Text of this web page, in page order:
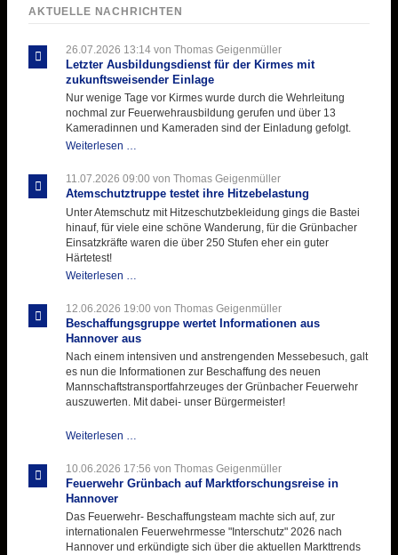
AKTUELLE NACHRICHTEN
26.07.2026 13:14von Thomas Geigenmüller
Letzter Ausbildungsdienst für der Kirmes mit
zukunftsweisender Einlage
Nur wenige Tage vor Kirmes wurde durch die Wehrleitung
nochmal zur Feuerwehrausbildung gerufen und über 13
Kameradinnen und Kameraden sind der Einladung gefolgt.
Weiterlesen …
für
der
11.07.2026 09:00 von Thomas Geigenmüller
Atemschutztruppe testet ihre Hitzebelastung
Unter Atemschutz mit Hitzeschutzbekleidung gings die Bastei
hinauf, für viele eine schöne Wanderung, für die Grünbacher
Einsatzkräfte waren die über 250 Stufen eher ein guter
Härtetest!
Weiterlesen …
ihre
Hitzebelastung
12.06.2026 19:00 von Thomas Geigenmüller
Beschaffungsgruppe wertet Informationen aus
Hannover aus
Nach einem intensiven und anstrengenden Messebesuch, galt
es nun die Informationen zur Beschaffung des neuen
Mannschaftstransportfahrzeuges der Grünbacher Feuerwehr
auszuwerten. Mit dabei- unser Bürgermeister!
Weiterlesen …
Informationen
aus
10.06.2026 17:56 von Thomas Geigenmüller
Feuerwehr Grünbach auf Marktforschungsreise in
Hannover
Das Feuerwehr- Beschaffungsteam machte sich auf, zur
internationalen Feuerwehrmesse "Interschutz" 2026 nach
Hannover und erkündigte sich über die aktuellen Markttrends